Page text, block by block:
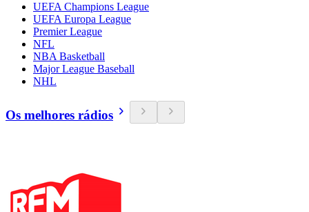
UEFA Champions League
UEFA Europa League
Premier League
NFL
NBA Basketball
Major League Baseball
NHL
Os melhores rádios